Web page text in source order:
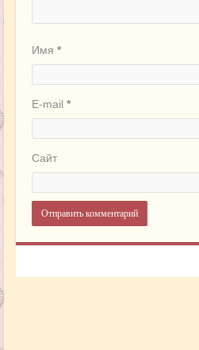
Имя *
E-mail *
Сайт